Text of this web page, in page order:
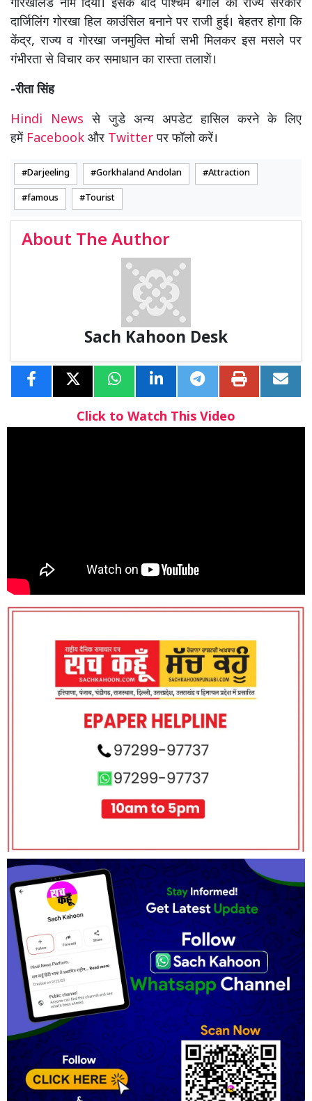
गोरखालैंड नाम दिया। इसके बाद पश्चिम बंगाल की राज्य सरकार
दार्जिलिंग गोरखा हिल काउंसिल बनाने पर राजी हुई। बेहतर होगा कि
केंद्र, राज्य व गोरखा जनमुक्ति मोर्चा सभी मिलकर इस मसले पर
गंभीरता से विचार कर समाधान का रास्ता तलाशें।
-रीता सिंह
Hindi Newsसे जुडे अन्य अपडेट हासिल करने के लिए
हमें Facebook और Twitterपर फॉलो करें।
Darjeeling Gorkhaland Andolan Attraction
famous Tourist
About The Author
Sach Kahoon Desk
Click to Watch This Video